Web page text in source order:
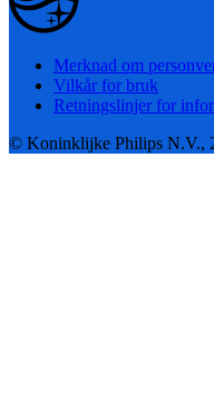
Merknad om
Vilkår for bruk
Retningslinjer for
© Koninklijke Philips N.V.,